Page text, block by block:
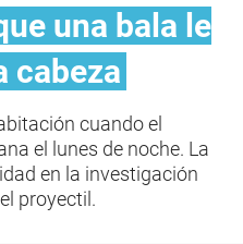
una bala le
cabeza
cuando el
el lunes de noche. La
en la investigación
proyectil.